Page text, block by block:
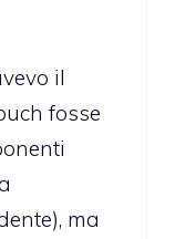
il
fosse
ma